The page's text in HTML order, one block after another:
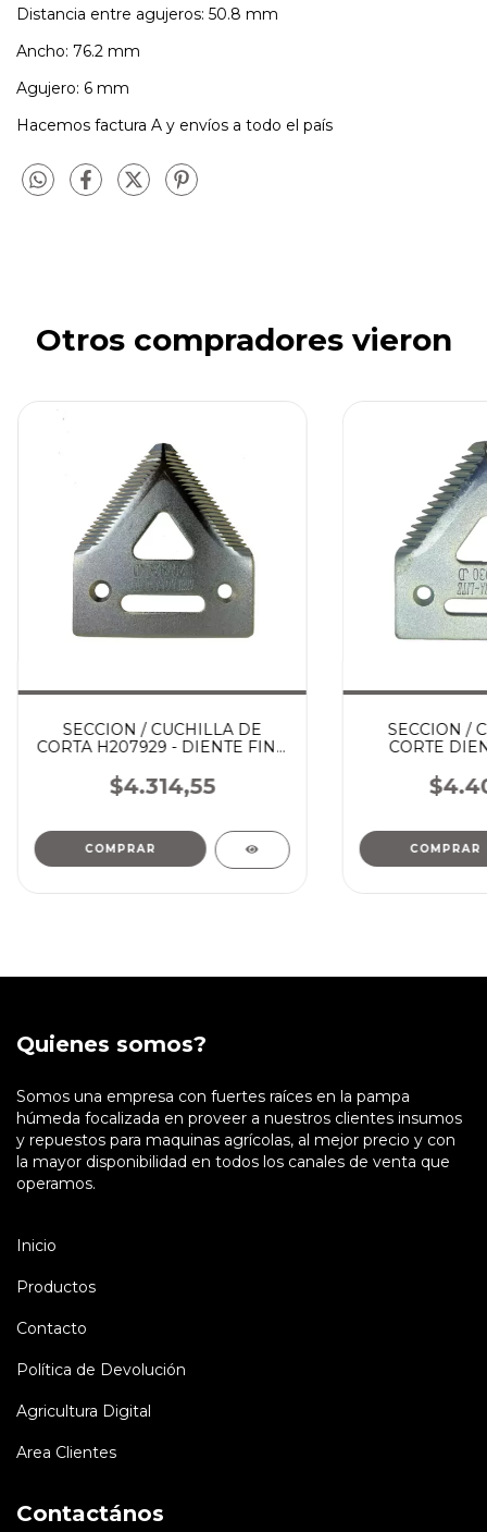
Distancia entre agujeros: 50.8 mm
Ancho: 76.2 mm
Agujero: 6 mm
Hacemos factura A y envíos a todo el país
Otros compradores vieron
SECCION / CUCHILLA DE
CORTA H207929 - DIENTE FINO
$4.314,55
SECCION /
CORTE
Quienes somos?
Somos una empresa con fuertes raíces en la pampa
húmeda focalizada en proveer a nuestros clientes insumos
y repuestos para maquinas agrícolas, al mejor precio y con
la mayor disponibilidad en todos los canales de venta que
operamos.
Inicio
Productos
Contacto
Política de Devolución
Agricultura Digital
Area Clientes
Contactános